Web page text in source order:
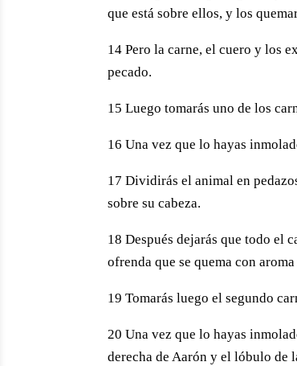
que está sobre ellos, y los
14 Pero la carne, el cuero y los
pecado.
15 Luego tomarás uno de los
16 Una vez que lo hayas
17 Dividirás el animal en
sobre su cabeza.
18 Después dejarás que todo el
ofrenda que se quema con
19 Tomarás luego el segundo
20 Una vez que lo hayas
derecha de Aarón y el lóbulo de